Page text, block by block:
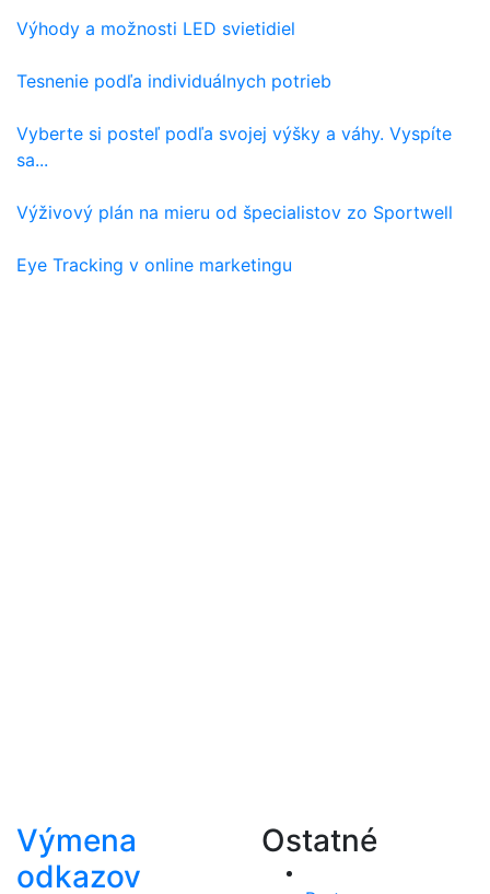
Výhody a možnosti LED svietidiel
Tesnenie podľa individuálnych potrieb
Vyberte si posteľ podľa svojej výšky a váhy. Vyspíte
sa...
Výživový plán na mieru od špecialistov zo Sportwell
Eye Tracking v online marketingu
Výmena
odkazov
Ostatné